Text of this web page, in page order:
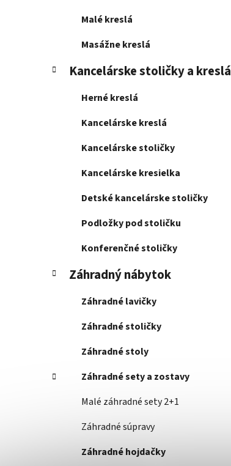
Malé kreslá
Masážne kreslá
Kancelárske stoličky a kreslá
Herné kreslá
Kancelárske kreslá
Kancelárske stoličky
Kancelárske kresielka
Detské kancelárske stoličky
Podložky pod stoličku
Konferenčné stoličky
Záhradný nábytok
Záhradné lavičky
Záhradné stoličky
Záhradné stoly
Záhradné sety a zostavy
Malé záhradné sety 2+1
Záhradné súpravy
Záhradné hojdačky